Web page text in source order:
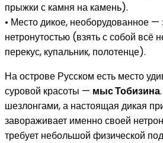
прыжки с камня на камень).
• Место дикое, необорудованное —
нетронутостью (взять с собой всё
перекус, купальник, полотенце).
На острове Русском есть место
суровой красоты — мыс Тобизина
шезлонгами, а настоящая дикая
завораживает именно своей
требует небольшой физической